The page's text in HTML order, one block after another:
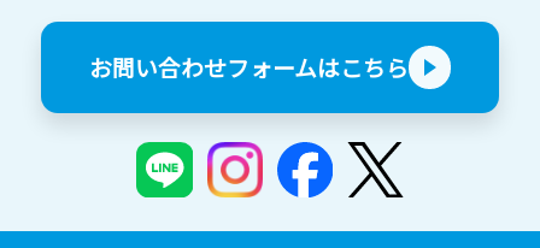
お問い合わせフォームはこちら